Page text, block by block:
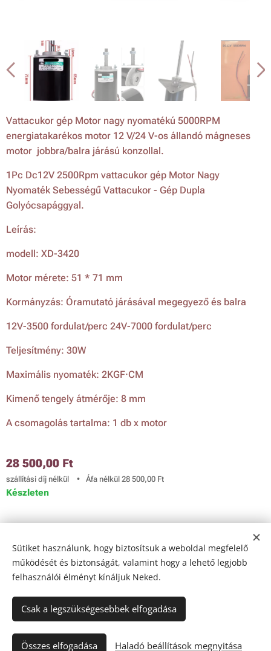
Vattacukor gép Motor nagy nyomatékú 5000RPM
energiatakarékos motor 12 V/24 V-os állandó mágneses
motor jobbra/balra járású konzollal.
1Pc Dc12V 2500Rpm vattacukor gép Motor Nagy
Nyomaték Sebességű Vattacukor - Gép Dupla
Golyócsapággyal.
Leírás:
modell: XD-3420
Motor mérete: 51 * 71 mm
Kormányzás: Óramutató járásával megegyező és balra
12V-3500 fordulat/perc 24V-7000 fordulat/perc
Teljesítmény: 30W
Maximális nyomaték: 2KGF·CM
Kimenő tengely átmérője: 8 mm
A csomagolás tartalma: 1 db x motor
28 500,00 Ft
szállítási díj nélkül Áfa nélkül 28 500,00 Ft
Készleten
Kosárba
Az oldalt a Webnode működteti Sütik
Nyelvek
Sütiket használunk, hogy biztosítsuk a weboldal megfelelő
működését és biztonságát, valamint hogy a lehető legjobb
felhasználói élményt kínáljuk Neked.
Csak a legszükségesebbek elfogadása
Összes elfogadása Haladó beállítások megnyitása